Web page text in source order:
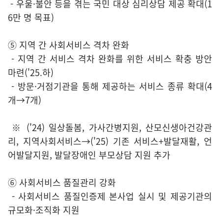
- 우울·불안 등을 겪는 국민 대상 심리상담 제공 확대(1
6만 명 목표)
⑤ 지역 간 사회서비스 격차 완화
- 지역 간 서비스 격차 완화를 위한 서비스 확충 방안
마련('25.하)
- 방문·거점기관을 통해 제공하는 서비스 종류 확대(4
개→7개)
※ ('24) 일상돌봄, 가사간병지원, 산모신생아건강관
리, 지역사회서비스→('25) 기존 서비스+발달재활, 언
어발달지원, 발달장애인 부모상담 지원 추가
⑥ 사회서비스 품질관리 강화
- 사회서비스 품질인증제 본사업 실시 및 제공기관의
규모화·조직화 지원